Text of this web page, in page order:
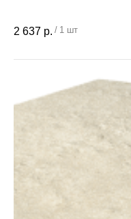
2 637 р. / 1 шт